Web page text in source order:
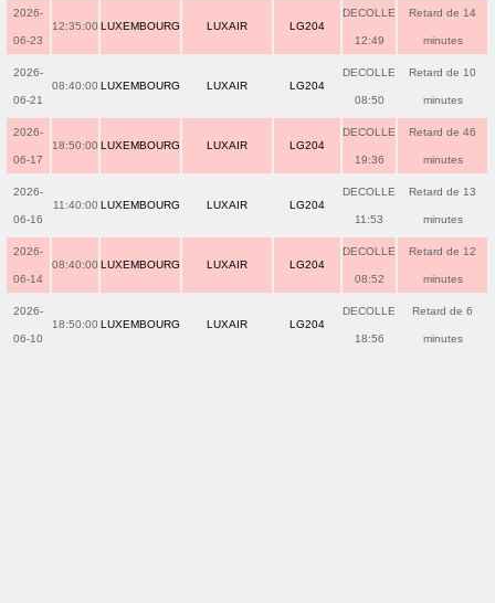
2026-
06-23
12:35:00 LUXEMBOURG LUXAIR LG204
DECOLLE
12:49
Retard de 14
minutes
2026-
06-21
08:40:00 LUXEMBOURG LUXAIR LG204
DECOLLE
08:50
Retard de 10
minutes
2026-
06-17
18:50:00 LUXEMBOURG LUXAIR LG204
DECOLLE
19:36
Retard de 46
minutes
2026-
06-16
11:40:00 LUXEMBOURG LUXAIR LG204
DECOLLE
11:53
Retard de 13
minutes
2026-
06-14
08:40:00 LUXEMBOURG LUXAIR LG204
DECOLLE
08:52
Retard de 12
minutes
2026-
06-10
18:50:00 LUXEMBOURG LUXAIR LG204
DECOLLE
18:56
Retard de 6
minutes